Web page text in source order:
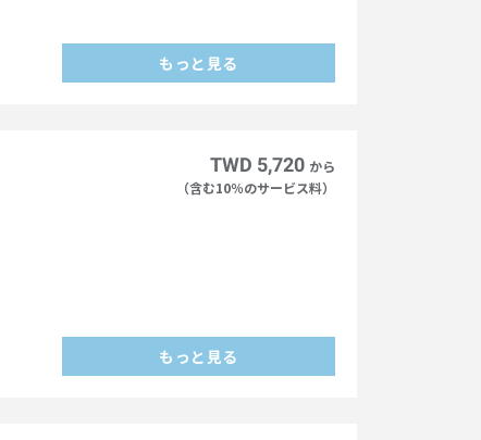
もっと見る
TWD 5,720 から
（含む10％のサービス料）
もっと見る